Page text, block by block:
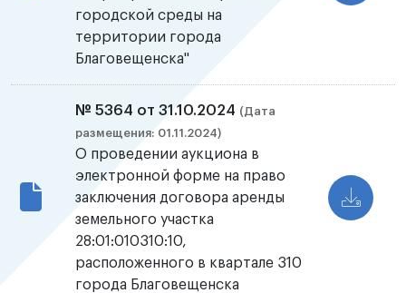
городской среды на
территории города
Благовещенска"
№ 5364 от 31.10.2024 (Дата
размещения: 01.11.2024)
О проведении аукциона в
электронной форме на право
заключения договора аренды
земельного участка
28:01:010310:10,
расположенного в квартале 310
города Благовещенска